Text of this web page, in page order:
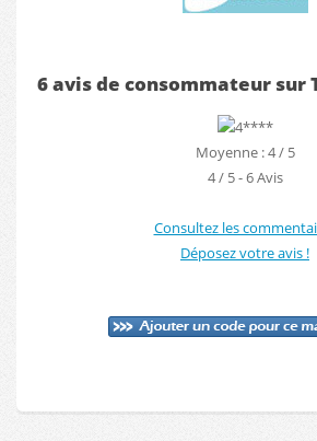
6 avis de consommateur sur
Moyenne : 4 / 5
4/ 5-6Avis
Consultez les
Déposez votre avis !